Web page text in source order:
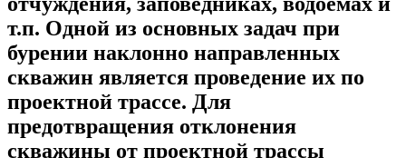
т.п. Одной из основных задач при
бурении наклонно направленных
скважин является проведение их по
проектной трассе. Для
предотвращения отклонения
скважины от проектной трассы